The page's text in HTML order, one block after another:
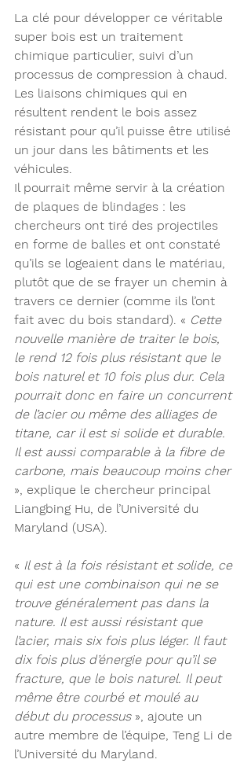
La clé pour développer ce véritable
super bois est un traitement
chimique particulier, suivi d’un
processus de compression à chaud.
Les liaisons chimiques qui en
résultent rendent le bois assez
résistant pour qu’il puisse être utilisé
un jour dans les bâtiments et les
véhicules.
Il pourrait même servir à la création
de plaques de blindages : les
chercheurs ont tiré des projectiles
en forme de balles et ont constaté
qu’ils se logeaient dans le matériau,
plutôt que de se frayer un chemin à
travers ce dernier (comme ils l’ont
fait avec du bois standard). « Cette
nouvelle manière de traiter le bois,
le rend 12 fois plus résistant que le
bois naturel et 10 fois plus dur. Cela
pourrait donc en faire un concurrent
de l’acier ou même des alliages de
titane, car il est si solide et durable.
Il est aussi comparable à la fibre de
carbone, mais beaucoup moins cher
», explique le chercheur principal
Liangbing Hu, de l’Université du
Maryland (USA).
« Il est à la fois résistant et solide, ce
qui est une combinaison qui ne se
trouve généralement pas dans la
nature. Il est aussi résistant que
l’acier, mais six fois plus léger. Il faut
dix fois plus d’énergie pour qu’il se
fracture, que le bois naturel. Il peut
même être courbé et moulé au
début du processus », ajoute un
autre membre de l’équipe, Teng Li de
l’Université du Maryland.